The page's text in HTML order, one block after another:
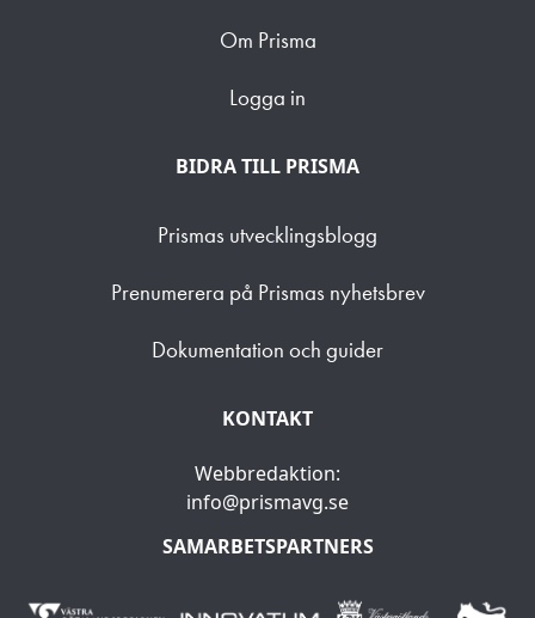
Om Prisma
Logga in
BIDRA TILL PRISMA
Prismas utvecklingsblogg
Prenumerera på Prismas nyhetsbrev
Dokumentation och guider
KONTAKT
Webbredaktion:
info@prismavg.se
SAMARBETSPARTNERS